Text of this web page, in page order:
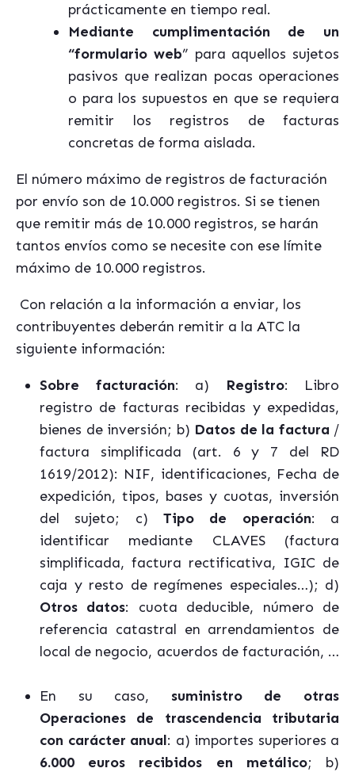
prácticamente en tiempo real.
Mediante cumplimentación de un
“formulario web” para aquellos sujetos
pasivos que realizan pocas operaciones
o para los supuestos en que se requiera
remitir los registros de facturas
concretas de forma aislada.
El número máximo de registros de facturación
por envío son de 10.000 registros. Si se tienen
que remitir más de 10.000 registros, se harán
tantos envíos como se necesite con ese límite
máximo de 10.000 registros.
Con relación a la información a enviar, los
contribuyentes deberán remitir a la ATC la
siguiente información:
Sobre facturación: a) Registro: Libro
registro de facturas recibidas y expedidas,
bienes de inversión; b) Datos de la factura /
factura simplificada (art. 6 y 7 del RD
1619/2012): NIF, identificaciones, Fecha de
expedición, tipos, bases y cuotas, inversión
del sujeto; c) Tipo de operación: a
identificar mediante CLAVES (factura
simplificada, factura rectificativa, IGIC de
caja y resto de regímenes especiales…); d)
Otros datos: cuota deducible, número de
referencia catastral en arrendamientos de
local de negocio, acuerdos de facturación, …
En su caso, suministro de otras
Operaciones de trascendencia tributaria
con carácter anual: a) importes superiores a
6.000 euros recibidos en metálico; b)